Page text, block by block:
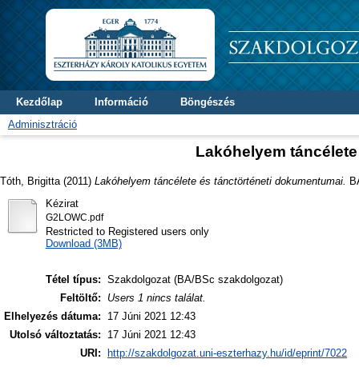
Kezdőlap Információ
Böngészés
Adminisztráció
Lakóhelyem
Tóth, Brigitta (2011) Lakóhelyem táncélete és tánctörténeti dokumentumai.
Kézirat
G2LOWC.pdf
Restricted to Registered users only
Download (3MB)
Tétel típus: Szakdolgozat (BA/BSc szakdolgozat)
Feltöltő:
Users 1 nincs találat.
Elhelyezés dátuma:
17 Júni 2021 12:43
Utolsó változtatás:
17 Júni 2021 12:43
URI:
http://szakdolgozat.uni-eszterhazy.hu/id/eprint/7022